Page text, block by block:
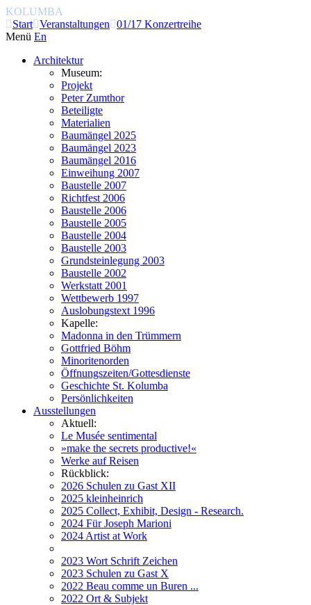
KOLUMBA
Start Veranstaltungen
01/17 Konzertreihe
Menü En
Architektur
Museum:
Projekt
Peter Zumthor
Beteiligte
Materialien
Baumängel 2025
Baumängel 2023
Baumängel 2016
Einweihung 2007
Baustelle 2007
Richtfest 2006
Baustelle 2006
Baustelle 2005
Baustelle 2004
Baustelle 2003
Grundsteinlegung 2003
Baustelle 2002
Werkstatt 2001
Wettbewerb 1997
Auslobungstext 1996
Kapelle:
Madonna in den Trümmern
Gottfried Böhm
Minoritenorden
Öffnungszeiten/Gottesdienste
Geschichte St. Kolumba
Persönlichkeiten
Ausstellungen
Aktuell:
Le Musée sentimental
»make the secrets productive!«
Werke auf Reisen
Rückblick:
2026 Schulen zu Gast XII
2025 kleinheinrich
2025 Collect, Exhibit, Design - Research.
2024 Für Joseph Marioni
2024 Artist at Work
2023 Wort Schrift Zeichen
2023 Schulen zu Gast X
2022 Beau comme un Buren ...
2022 Ort & Subjekt